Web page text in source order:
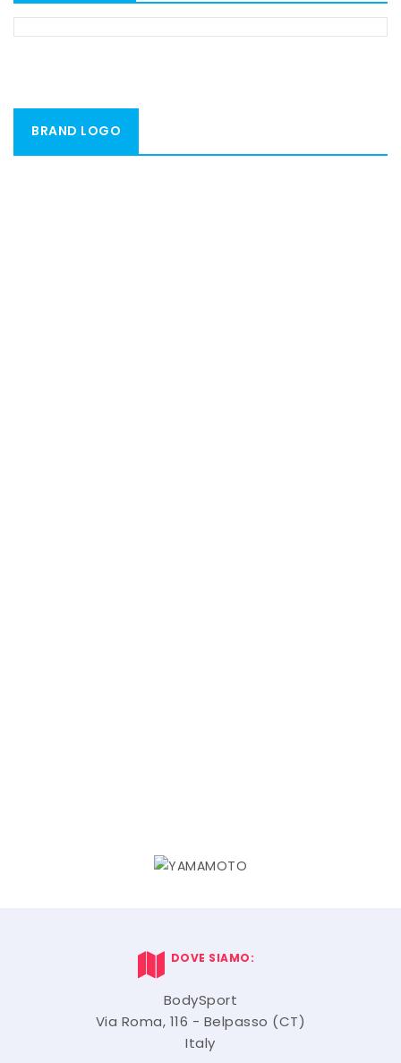
BRAND LOGO
DOVE SIAMO:
BodySport
Via Roma, 116 - Belpasso (CT)
Italy